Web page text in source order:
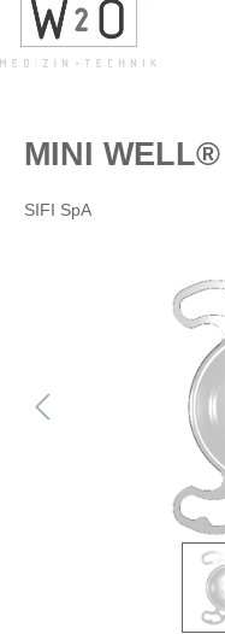
springen
MINI WELL®
SIFI SpA
Bildergalerie überspringen